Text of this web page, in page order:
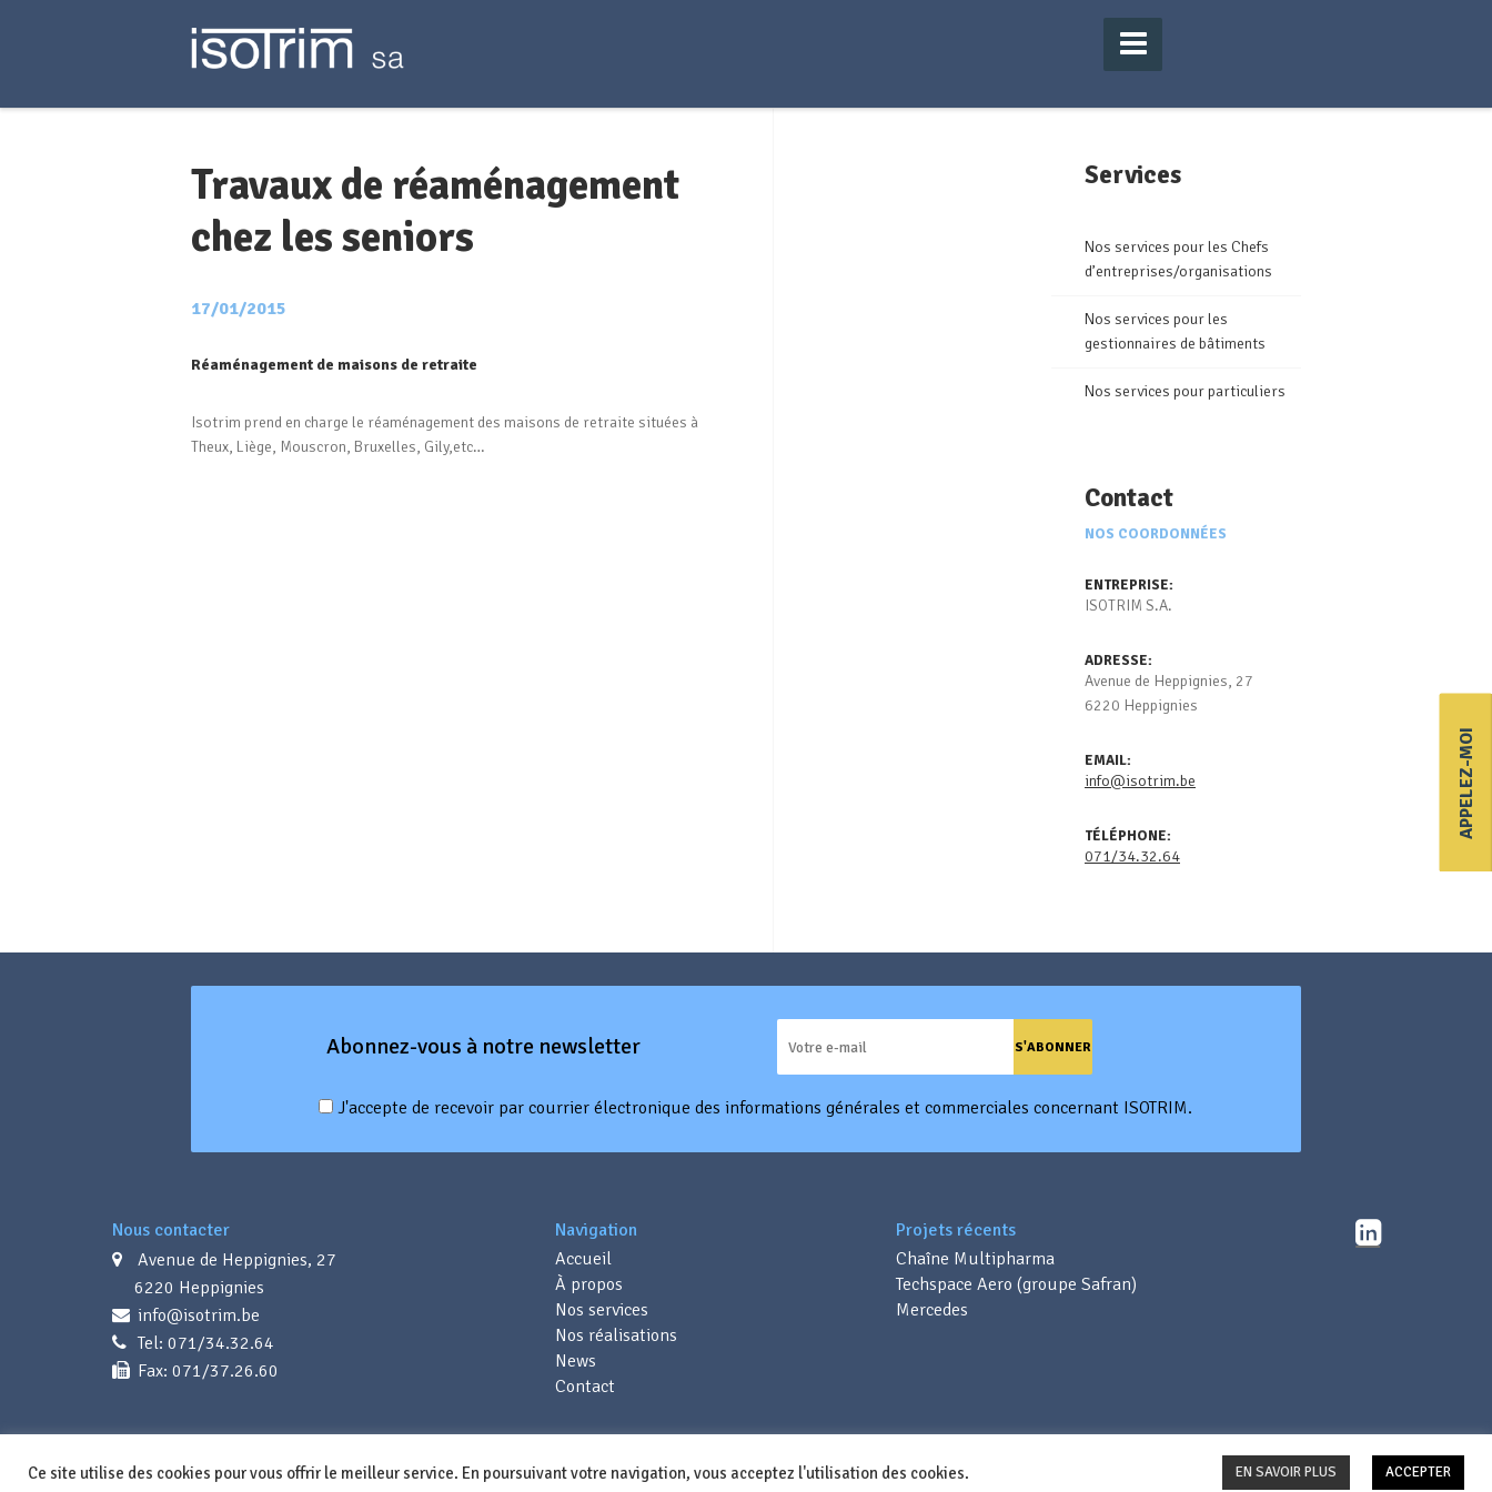
Travaux de réaménagement
chez les seniors
17/01/2015
Réaménagement de maisons de retraite
Isotrim prend en charge le réaménagement des maisons de retraite situées à
Theux, Liège, Mouscron, Bruxelles, Gily,etc…
Services
Nos services pour les Chefs
d’entreprises/organisations
Nos services pour les
gestionnaires de bâtiments
Nos services pour particuliers
Contact
NOS COORDONNÉES
ENTREPRISE:
ISOTRIM S.A.
ADRESSE:
Avenue de Heppignies, 27
6220 Heppignies
EMAIL:
info@isotrim.be
TÉLÉPHONE:
071/34.32.64
APPELEZ-MOI
Abonnez-vous à notre newsletter
J'accepte de recevoir par courrier électronique des informations générales et commerciales concernant ISOTRIM.
Nous contacter
Avenue de Heppignies, 27
6220 Heppignies
info@isotrim.be
Tel: 071/34.32.64
Fax: 071/37.26.60
Navigation
Accueil
À propos
Nos services
Nos réalisations
News
Contact
Projets récents
Chaîne Multipharma
Techspace Aero (groupe Safran)
Mercedes
Création site internet par adevo.be &Younyk
Ce site utilise des cookies pour vous offrir le meilleur service. En poursuivant votre navigation, vous acceptez l'utilisation des cookies. EN SAVOIR PLUS ACCEPTER